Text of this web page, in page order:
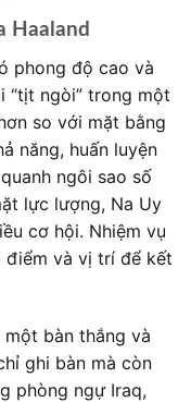
Haaland
phong độ cao và
“tịt ngòi” trong một
so với mặt bằng
năng, huấn luyện
ngôi sao số
lực lượng, Na Uy
cơ hội. Nhiệm vụ
điểm và vị trí để kết
bàn thắng và
ghi bàn mà còn
phòng ngự Iraq,